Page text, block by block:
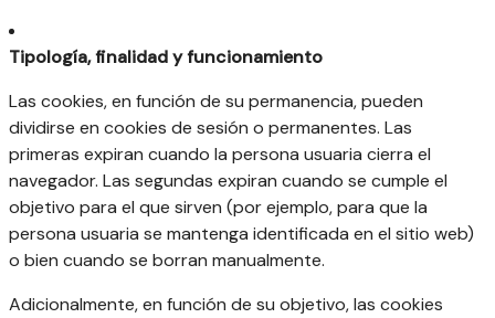
Tipología, finalidad y funcionamiento
Las cookies, en función de su permanencia, pueden
dividirse en cookies de sesión o permanentes. Las
primeras expiran cuando la persona usuaria cierra el
navegador. Las segundas expiran cuando se cumple el
objetivo para el que sirven (por ejemplo, para que la
persona usuaria se mantenga identificada en el sitio web)
o bien cuando se borran manualmente.
Adicionalmente, en función de su objetivo, las cookies